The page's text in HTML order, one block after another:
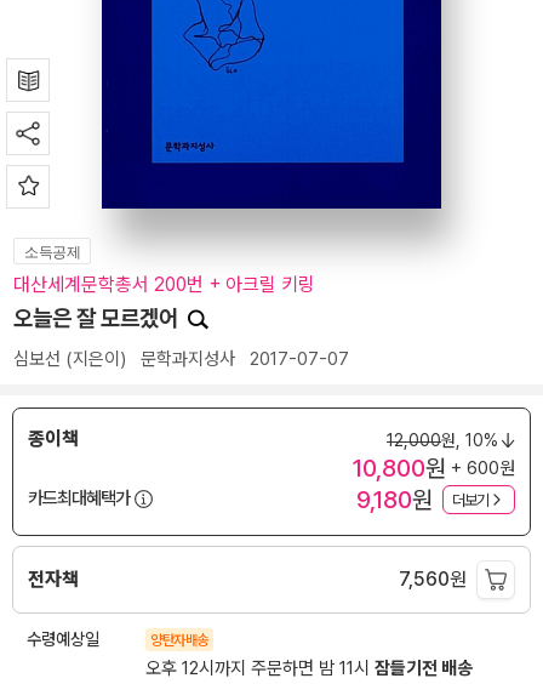
소득공제
대산세계문학총서 200번 + 아크릴 키링
오늘은 잘 모르겠어
심보선 (지은이) 문학과지성사 2017-07-07
종이책 12,000원, 10%
10,800원 + 600원
카드최대혜택가
9,180원 더보기
전자책 7,560원
수령예상일 양탄자배송
오후 12시까지 주문하면 밤 11시 잠들기전 배송